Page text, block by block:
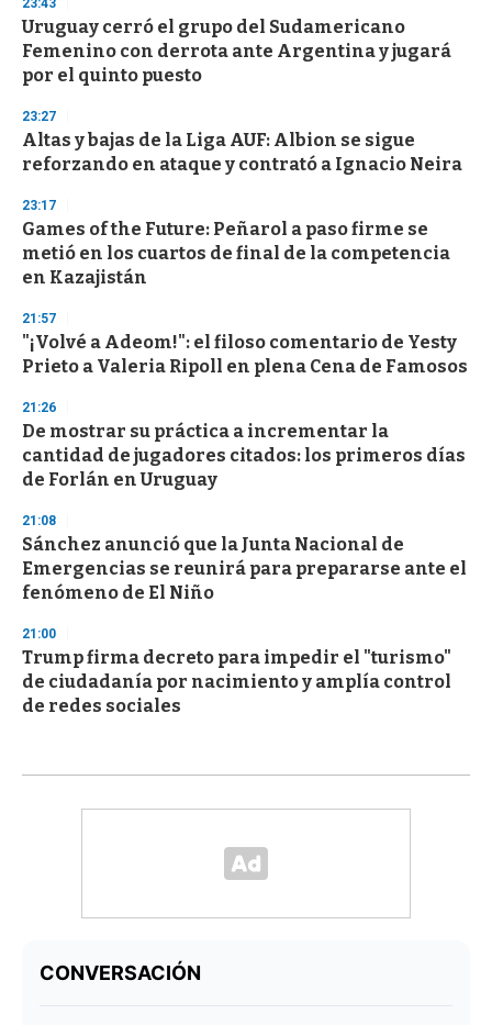
3
s
e
c
o
d
s
23:43
Uruguay cerró el grupo del Sudamericano
Femenino con derrota ante Argentina y jugará
por el quinto puesto
23:27
Altas y bajas de la Liga AUF: Albion se sigue
reforzando en ataque y contrató a Ignacio Neira
23:17
Games of the Future: Peñarol a paso firme se
metió en los cuartos de final de la competencia
en Kazajistán
21:57
"¡Volvé a Adeom!": el filoso comentario de Yesty
Prieto a Valeria Ripoll en plena Cena de Famosos
21:26
De mostrar su práctica a incrementar la
cantidad de jugadores citados: los primeros días
de Forlán en Uruguay
21:08
Sánchez anunció que la Junta Nacional de
Emergencias se reunirá para prepararse ante el
fenómeno de El Niño
21:00
Trump firma decreto para impedir el "turismo"
de ciudadanía por nacimiento y amplía control
de redes sociales